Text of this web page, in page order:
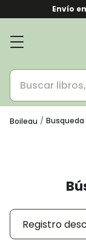
Envío
Boileau